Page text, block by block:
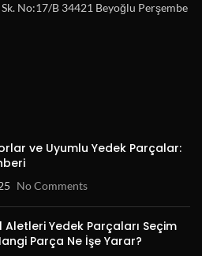
Sk. No:17/B 34421 Beyoğlu Perşembe
ve Uyumlu Yedek Parçalar:
No Comments
Aletleri Yedek Parçaları Seçim
Parça Ne İşe Yarar?